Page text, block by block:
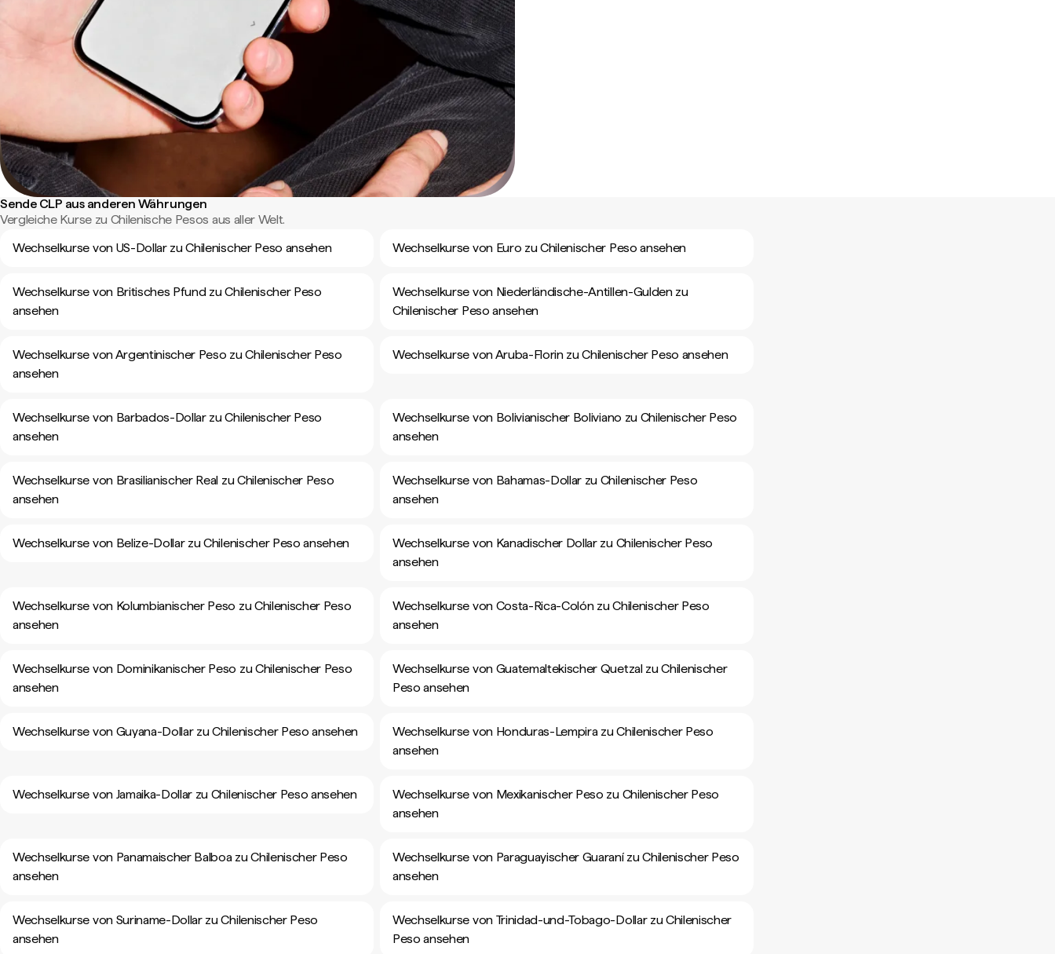
Sende CLP aus anderen Währungen
Vergleiche Kurse zu Chilenische Pesos aus aller Welt.
Wechselkurse von US-Dollar zu Chilenischer Peso ansehen
Wechselkurse von Euro zu Chilenischer Peso ansehen
Wechselkurse von Britisches Pfund zu Chilenischer Peso
ansehen
Wechselkurse von Niederländische-Antillen-Gulden zu
Chilenischer Peso ansehen
Wechselkurse von Argentinischer Peso zu Chilenischer Peso
ansehen
Wechselkurse von Aruba-Florin zu Chilenischer Peso ansehen
Wechselkurse von Barbados-Dollar zu Chilenischer Peso
ansehen
Wechselkurse von Bolivianischer Boliviano zu Chilenischer Peso
ansehen
Wechselkurse von Brasilianischer Real zu Chilenischer Peso
ansehen
Wechselkurse von Bahamas-Dollar zu Chilenischer Peso
ansehen
Wechselkurse von Belize-Dollar zu Chilenischer Peso ansehen
Wechselkurse von Kanadischer Dollar zu Chilenischer Peso
ansehen
Wechselkurse von Kolumbianischer Peso zu Chilenischer Peso
ansehen
Wechselkurse von Costa-Rica-Colón zu Chilenischer Peso
ansehen
Wechselkurse von Dominikanischer Peso zu Chilenischer Peso
ansehen
Wechselkurse von Guatemaltekischer Quetzal zu Chilenischer
Peso ansehen
Wechselkurse von Guyana-Dollar zu Chilenischer Peso ansehen
Wechselkurse von Honduras-Lempira zu Chilenischer Peso
ansehen
Wechselkurse von Jamaika-Dollar zu Chilenischer Peso ansehen
Wechselkurse von Mexikanischer Peso zu Chilenischer Peso
ansehen
Wechselkurse von Panamaischer Balboa zu Chilenischer Peso
ansehen
Wechselkurse von Paraguayischer Guaraní zu Chilenischer Peso
ansehen
Wechselkurse von Suriname-Dollar zu Chilenischer Peso
ansehen
Wechselkurse von Trinidad-und-Tobago-Dollar zu Chilenischer
Peso ansehen